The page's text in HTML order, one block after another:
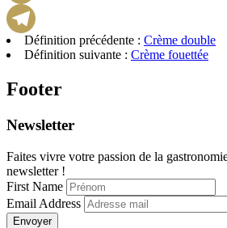
Telegram
Définition précédente : Crème double
Définition suivante : Crème fouettée
Footer
Newsletter
Faites vivre votre passion de la
newsletter !
First Name
Email Address
Envoyer